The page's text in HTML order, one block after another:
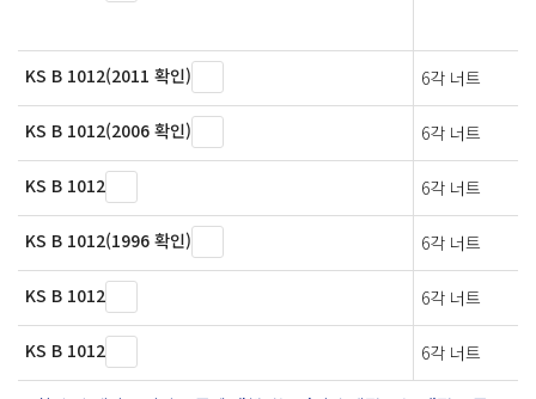
KS B 1012(2011 확인) 6각 너트
KS B 1012(2006 확인) 6각 너트
KS B 1012 6각 너트
KS B 1012(1996 확인) 6각 너트
KS B 1012 6각 너트
KS B 1012 6각 너트